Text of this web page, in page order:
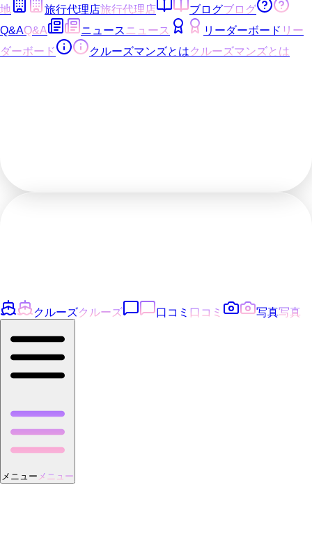
地
旅行代理店旅行代理店 ブログブログ
Q&AQ&A ニュース ニュース リーダーボード リー
ダーボード
クルーズマンズとはクルーズマンズとは
クルーズクルーズ 口コミ 口コミ 写真写真
メニュー メニュー